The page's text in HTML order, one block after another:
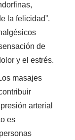
la felicidad”.
de
y el estrés.
masajes
arterial
es